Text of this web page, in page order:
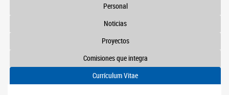
Personal
Noticias
Proyectos
Comisiones que integra
Currículum Vitae